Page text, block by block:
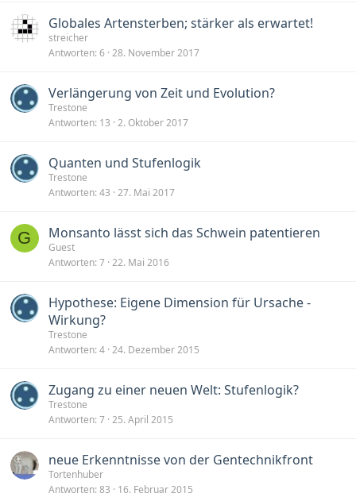
Globales Artensterben; stärker als erwartet!
streicher
Antworten 6 28. November 2017
Verlängerung von Zeit und Evolution?
Trestone
Antworten 13 2. Oktober 2017
Quanten und Stufenlogik
Trestone
Antworten 43 27. Mai 2017
G Monsanto lässt sich das Schwein patentieren
Guest
Antworten 7 22. Mai 2016
Hypothese: Eigene Dimension für Ursache -
Wirkung?
Trestone
Antworten 4 24. Dezember 2015
Zugang zu einer neuen Welt: Stufenlogik?
Trestone
Antworten 7 25. April 2015
neue Erkenntnisse von der Gentechnikfront
Tortenhuber
Antworten 83 16. Februar 2015